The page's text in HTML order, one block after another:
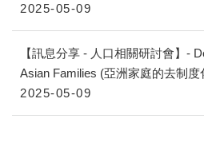
2025-05-09
【訊息分享 - 人口相關研討會】-
Asian Families (亞洲家庭的去制度
2025-05-09